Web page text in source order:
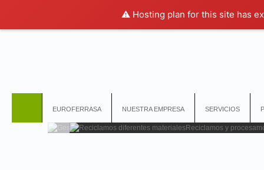
⚠️ Hosting plan for this site has
EUROFERRASA NUESTRA EMPRESA SERVICIOS